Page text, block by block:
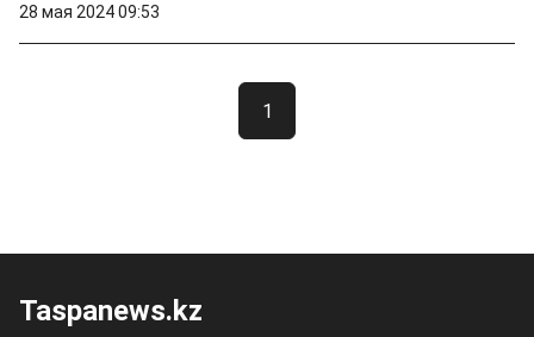
28 мая 2024 09:53
1
Taspanews.kz